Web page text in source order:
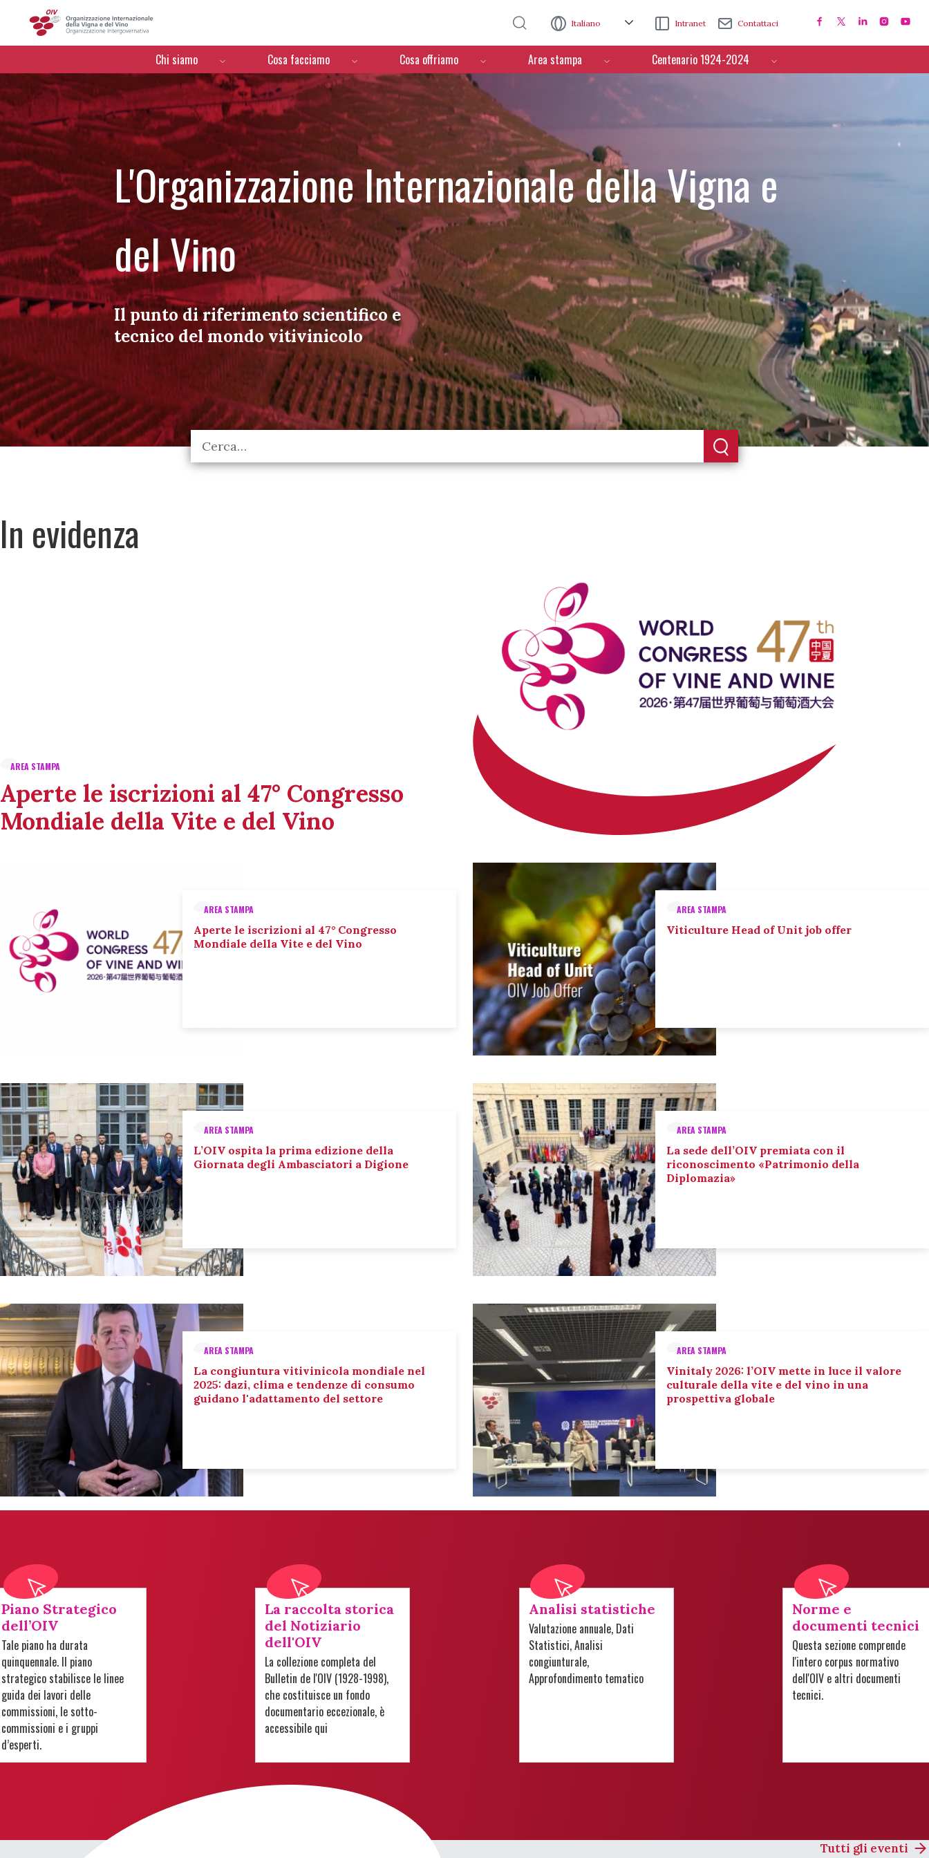
Italiano Intranet Contattaci
Menú de navegación
Chi siamo Cosa facciamo Cosa offriamo Area stampa Centenario 1924-2024
L'Organizzazione Internazionale della Vigna e
del Vino
Il punto di riferimento scientifico e
tecnico del mondo vitivinicolo
In evidenza
AREA STAMPA
Aperte le iscrizioni al 47° Congresso
Mondiale della Vite e del Vino
AREA STAMPA
Aperte le iscrizioni al 47° Congresso
Mondiale della Vite e del Vino
AREA STAMPA
Viticulture Head of Unit job offer
AREA STAMPA
L’OIV ospita la prima edizione della
Giornata degli Ambasciatori a Digione
AREA STAMPA
La sede dell’OIV premiata con il
riconoscimento «Patrimonio della
Diplomazia»
AREA STAMPA
La congiuntura vitivinicola mondiale nel
2025: dazi, clima e tendenze di consumo
guidano l'adattamento del settore
AREA STAMPA
Vinitaly 2026: l’OIV mette in luce il valore
culturale della vite e del vino in una
prospettiva globale
Piano Strategico
dell’OIV
Tale piano ha durata
quinquennale. Il piano
strategico stabilisce le linee
guida dei lavori delle
commissioni, le sotto-
commissioni e i gruppi
d’esperti.
La raccolta storica
del Notiziario
dell'OIV
La collezione completa del
Bulletin de l'OIV (1928-1998),
che costituisce un fondo
documentario eccezionale, è
accessibile qui
Analisi statistiche
Valutazione annuale, Dati
Statistici, Analisi
congiunturale,
Approfondimento tematico
Norme e
documenti tecnici
Questa sezione comprende
l'intero corpus normativo
dell'OIV e altri documenti
tecnici.
Tutti gli eventi